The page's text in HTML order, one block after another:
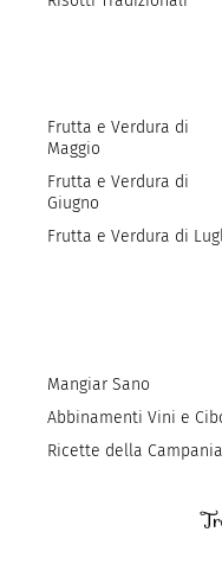
Frutta e Verdura di
Maggio
Frutta e Verdura di
Giugno
Frutta e Verdura di
Mangiar Sano
Abbinamenti Vini e
Ricette della Campania